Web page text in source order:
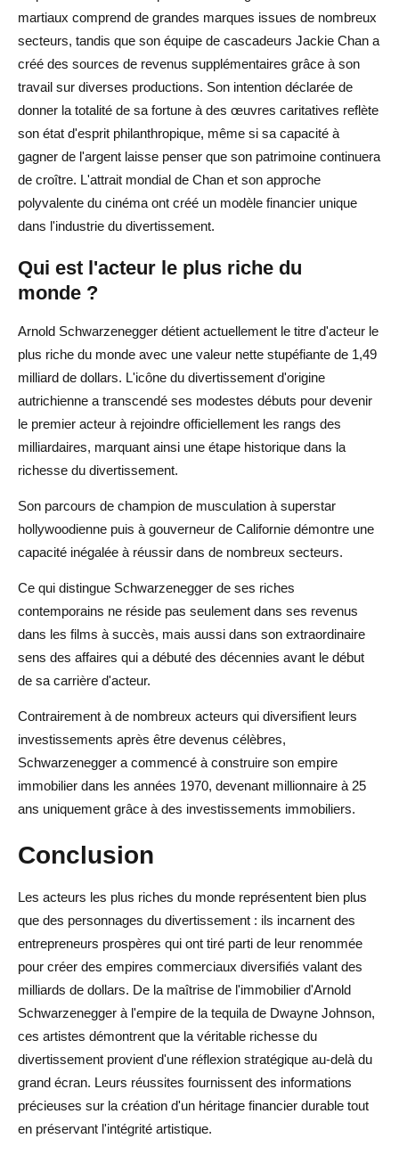
martiaux comprend de grandes marques issues de nombreux
secteurs, tandis que son équipe de cascadeurs Jackie Chan a
créé des sources de revenus supplémentaires grâce à son
travail sur diverses productions. Son intention déclarée de
donner la totalité de sa fortune à des œuvres caritatives reflète
son état d'esprit philanthropique, même si sa capacité à
gagner de l'argent laisse penser que son patrimoine continuera
de croître. L'attrait mondial de Chan et son approche
polyvalente du cinéma ont créé un modèle financier unique
dans l'industrie du divertissement.
Qui est l'acteur le plus riche du
monde ?
Arnold Schwarzenegger détient actuellement le titre d'acteur le
plus riche du monde avec une valeur nette stupéfiante de 1,49
milliard de dollars. L'icône du divertissement d'origine
autrichienne a transcendé ses modestes débuts pour devenir
le premier acteur à rejoindre officiellement les rangs des
milliardaires, marquant ainsi une étape historique dans la
richesse du divertissement.
Son parcours de champion de musculation à superstar
hollywoodienne puis à gouverneur de Californie démontre une
capacité inégalée à réussir dans de nombreux secteurs.
Ce qui distingue Schwarzenegger de ses riches
contemporains ne réside pas seulement dans ses revenus
dans les films à succès, mais aussi dans son extraordinaire
sens des affaires qui a débuté des décennies avant le début
de sa carrière d'acteur.
Contrairement à de nombreux acteurs qui diversifient leurs
investissements après être devenus célèbres,
Schwarzenegger a commencé à construire son empire
immobilier dans les années 1970, devenant millionnaire à 25
ans uniquement grâce à des investissements immobiliers.
Conclusion
Les acteurs les plus riches du monde représentent bien plus
que des personnages du divertissement : ils incarnent des
entrepreneurs prospères qui ont tiré parti de leur renommée
pour créer des empires commerciaux diversifiés valant des
milliards de dollars. De la maîtrise de l'immobilier d'Arnold
Schwarzenegger à l'empire de la tequila de Dwayne Johnson,
ces artistes démontrent que la véritable richesse du
divertissement provient d'une réflexion stratégique au-delà du
grand écran. Leurs réussites fournissent des informations
précieuses sur la création d'un héritage financier durable tout
en préservant l'intégrité artistique.